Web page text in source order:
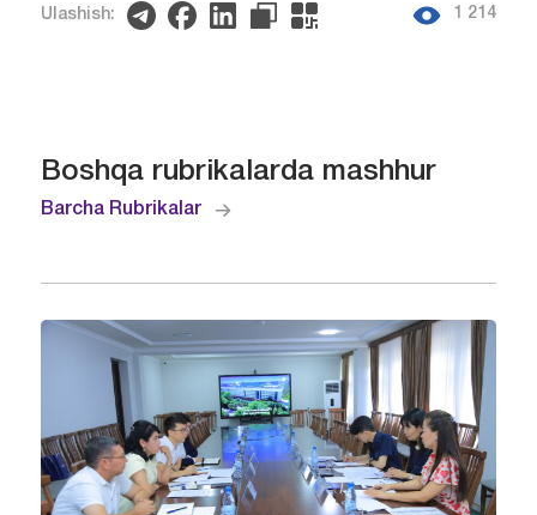
Ulashish: 1 214
Boshqa rubrikalarda mashhur
Barcha Rubrikalar